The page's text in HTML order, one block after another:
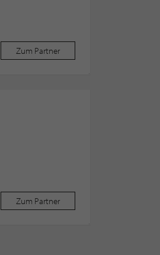
Zum Partner
Zum Partner